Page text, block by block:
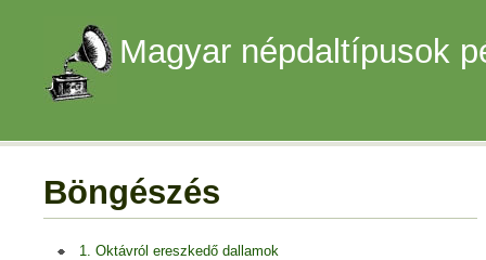
Magyar népdaltípusok
Böngészés
1. Oktávról ereszkedő dallamok